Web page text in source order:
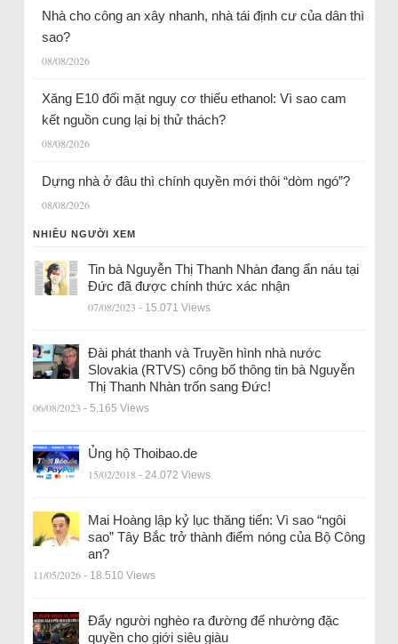
Nhà cho công an xây nhanh, nhà tái định cư của dân thì
sao?
08/08/2026
Xăng E10 đối mặt nguy cơ thiếu ethanol: Vì sao cam
kết nguồn cung lại bị thử thách?
08/08/2026
Dựng nhà ở đâu thì chính quyền mới thôi “dòm ngó”?
08/08/2026
NHIỀU NGƯỜI XEM
Tin bà Nguyễn Thị Thanh Nhàn đang ẩn náu tại
Đức đã được chính thức xác nhận
07/08/2023 - 15.071 Views
Đài phát thanh và Truyền hình nhà nước
Slovakia (RTVS) công bố thông tin bà Nguyễn
Thị Thanh Nhàn trốn sang Đức!
06/08/2023 - 5.165 Views
Ủng hộ Thoibao.de
15/02/2018 - 24.072 Views
Mai Hoàng lập kỷ lục thăng tiến: Vì sao “ngôi
sao” Tây Bắc trở thành điểm nóng của Bộ Công
an?
11/05/2026 - 18.510 Views
Đẩy người nghèo ra đường để nhường đặc
quyền cho giới siêu giàu